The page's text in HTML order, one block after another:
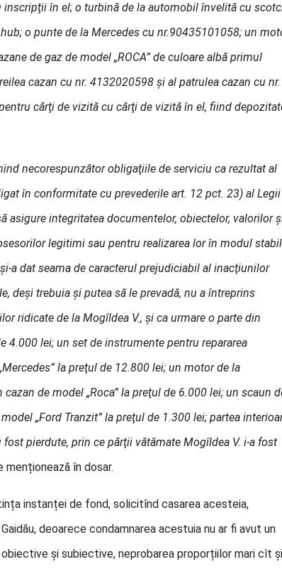
în el; o turbină de la automobil învelită cu
o punte de la Mercedes cu nr.90435101058; un
de gaz de model „ROCA” de culoare albă primul
cazan cu nr. 4132020598 şi al patrulea cazan cu nr.
cărţi de vizită cu cărţi de vizită în el, fiind
necorespunzător obligaţiile de serviciu ca rezultat al
în conformitate cu prevederile art. 12 pct. 23) al Legii
asigure integritatea documentelor, obiectelor, valorilor
legitimi sau pentru realizarea lor în modul
a dat seama de caracterul prejudiciabil al inacţiunilor
deşi trebuia şi putea să le prevadă, nu a întreprins
ridicate de la Mogîldea V., şi ca urmare o parte din
4.000 lei; un set de instrumente pentru repararea
la preţul de 12.800 lei; un motor de la
de model „Roca” la preţul de 6.000 lei; un scaun
„Ford Tranzit” la preţul de 1.300 lei; partea
pierdute, prin ce părţii vătămate Mogîldea V. i-a fost
menționează în dosar.
instanței de fond, solicitînd casarea acesteia,
deoarece condamnarea acestuia nu ar fi avut un
și subiective, neprobarea proporțiilor mari cît și